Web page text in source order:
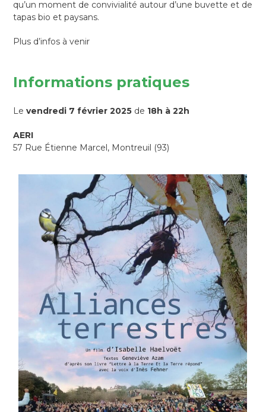
qu’un moment de convivialité autour d’une buvette et de
tapas bio et paysans.
Plus d’infos à venir
Informations pratiques
Levendredi 7 février 2025 de 18h à 22h
AERI
57 Rue Étienne Marcel, Montreuil (93)